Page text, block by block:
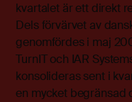
kvartalet är ett direkt
Dels förvärvet av
genomfördes i maj
TurnIT och IAR
konsolideras sent i
en mycket begränsad